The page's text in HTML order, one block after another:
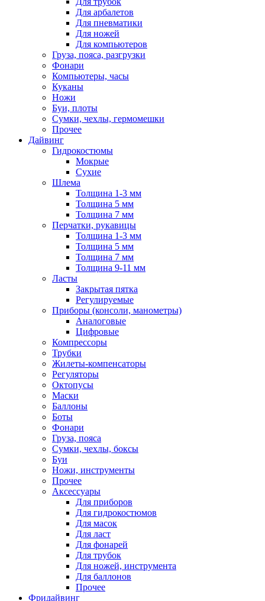
Для арбалетов
Для пневматики
Для ножей
Для компьютеров
Груза, пояса, разгрузки
Фонари
Компьютеры, часы
Куканы
Ножи
Буи, плоты
Сумки, чехлы, гермомешки
Прочее
Дайвинг
Гидрокостюмы
Мокрые
Сухие
Шлема
Толщина 1-3 мм
Толщина 5 мм
Толщина 7 мм
Перчатки, рукавицы
Толщина 1-3 мм
Толщина 5 мм
Толщина 7 мм
Толщина 9-11 мм
Ласты
Закрытая пятка
Регулируемые
Приборы (консоли, манометры)
Аналоговые
Цифровые
Компрессоры
Трубки
Жилеты-компенсаторы
Регуляторы
Октопусы
Маски
Баллоны
Боты
Фонари
Груза, пояса
Сумки, чехлы, боксы
Буи
Ножи, инструменты
Прочее
Аксессуары
Для приборов
Для гидрокостюмов
Для масок
Для ласт
Для фонарей
Для трубок
Для ножей, инструмента
Для баллонов
Прочее
Фридайвинг